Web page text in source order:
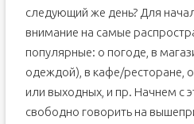
следующий же день? Для
внимание на самые
популярные: о погоде, в
одеждой), в кафе/ресторане, о
или выходных, и пр. Начнем с
свободно говорить на